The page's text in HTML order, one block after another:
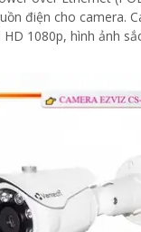
camera. Camera được trang
1080p, hình ảnh